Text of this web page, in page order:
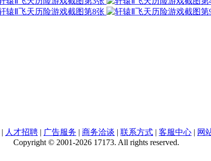
| 人才招聘 | 广告服务 | 商务洽谈 | 联系方式 | 客服中心 | 网
Copyright © 2001-2026 17173. All rights reserved.